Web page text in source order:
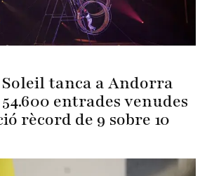
tanca a Andorra
entrades venudes
rècord de 9 sobre 10